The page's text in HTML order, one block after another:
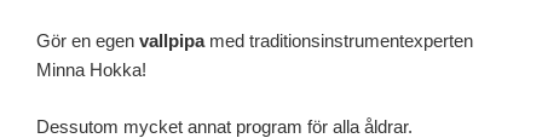
Gör en egen vallpipa med traditionsinstrumentexperten
Minna Hokka!
Dessutom mycket annat program för alla åldrar.